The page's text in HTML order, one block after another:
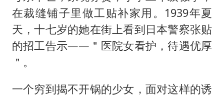
在裁缝铺子里做工贴补家用。1939年夏
天，十七岁的她在街上看到日本警察张贴
的招工告示——＂医院女看护，待遇优厚
＂。
一个穷到揭不开锅的少女，面对这样的诱